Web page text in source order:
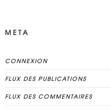
META
CONNEXION
FLUX DES PUBLICATIONS
FLUX DES COMMENTAIRES